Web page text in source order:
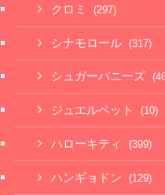
クロミ (297)
シナモロール (317)
シュガーバニーズ
ジュエルペット (10)
ハローキティ (399)
ハンギョドン (129)